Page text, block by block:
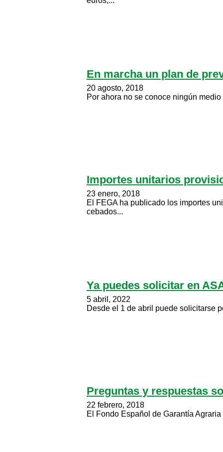
En marcha un plan de
20 agosto, 2018
Por ahora no se conoce ningún
Importes unitarios
23 enero, 2018
El FEGA ha publicado los importes
cebados...
Ya puedes solicitar en
5 abril, 2022
Desde el 1 de abril puede solicitarse
Preguntas y respuestas
22 febrero, 2018
El Fondo Español de Garantía